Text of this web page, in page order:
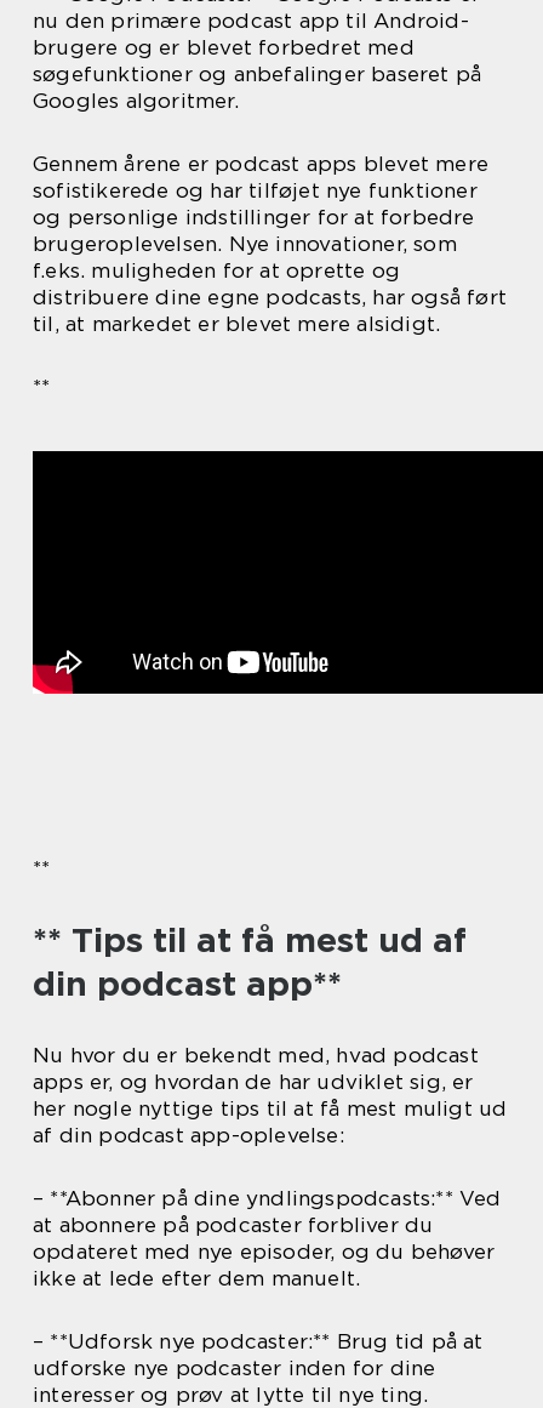
nu den primære podcast app til Android-
brugere og er blevet forbedret med
søgefunktioner og anbefalinger baseret på
Googles algoritmer.
Gennem årene er podcast apps blevet mere
sofistikerede og har tilføjet nye funktioner
og personlige indstillinger for at forbedre
brugeroplevelsen. Nye innovationer, som
f.eks. muligheden for at oprette og
distribuere dine egne podcasts, har også ført
til, at markedet er blevet mere alsidigt.
**
**
** Tips til at få mest ud af
din podcast app**
Nu hvor du er bekendt med, hvad podcast
apps er, og hvordan de har udviklet sig, er
her nogle nyttige tips til at få mest muligt ud
af din podcast app-oplevelse:
– **Abonner på dine yndlingspodcasts:** Ved
at abonnere på podcaster forbliver du
opdateret med nye episoder, og du behøver
ikke at lede efter dem manuelt.
– **Udforsk nye podcaster:** Brug tid på at
udforske nye podcaster inden for dine
interesser og prøv at lytte til nye ting.